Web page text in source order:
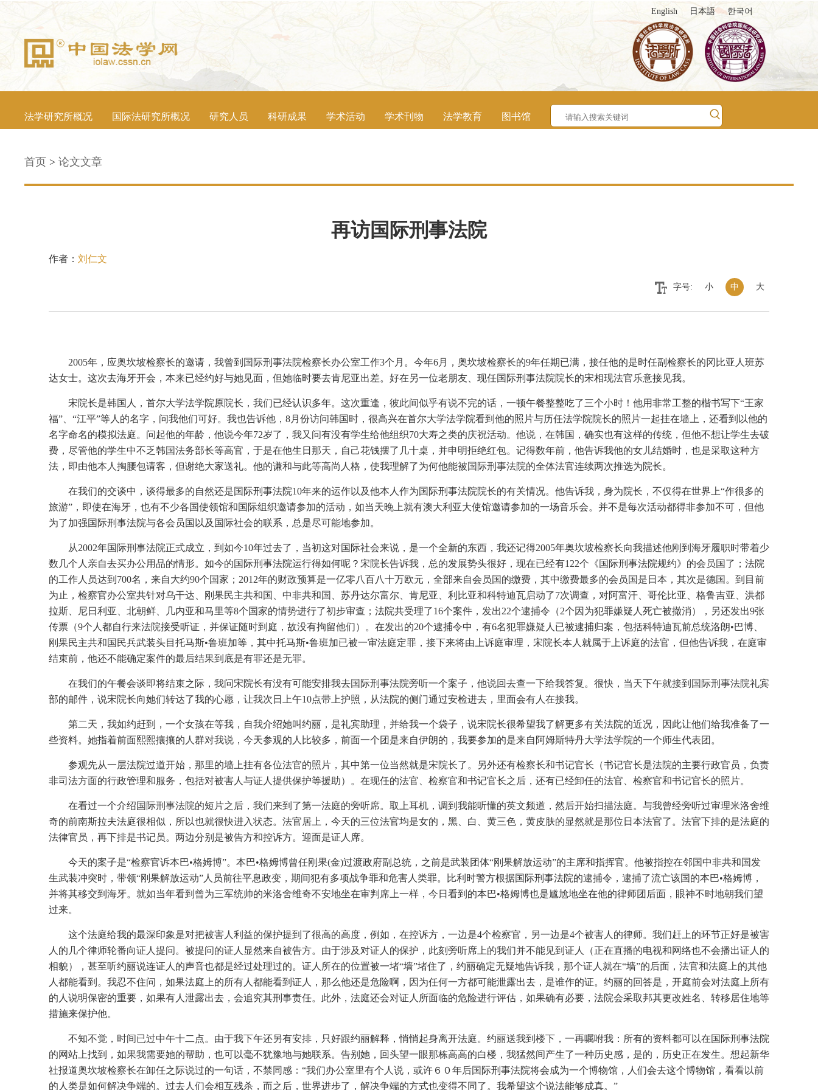
English 日本語 한국어
法学研究所概况 国际法研究所概况 研究人员 科研成果 学术活动 学术刊物 法学教育 图书馆
首页 > 论文文章
再访国际刑事法院
作者： 刘仁文
字号: 小 中 大
2005年，应奥坎坡检察长的邀请，我曾到国际刑事法院检察长办公室工作3个月。今年6月，奥坎坡检察长的9年任期已满，接任他的是时任副检察长的冈比亚人班苏
达女士。这次去海牙开会，本来已经约好与她见面，但她临时要去肯尼亚出差。好在另一位老朋友、现任国际刑事法院院长的宋相现法官乐意接见我。
宋院长是韩国人，首尔大学法学院原院长，我们已经认识多年。这次重逢，彼此间似乎有说不完的话，一顿午餐整整吃了三个小时！他用非常工整的楷书写下“王家
福”、“江平”等人的名字，问我他们可好。我也告诉他，8月份访问韩国时，很高兴在首尔大学法学院看到他的照片与历任法学院院长的照片一起挂在墙上，还看到以他的
名字命名的模拟法庭。问起他的年龄，他说今年72岁了，我又问有没有学生给他组织70大寿之类的庆祝活动。他说，在韩国，确实也有这样的传统，但他不想让学生去破
费，尽管他的学生中不乏韩国法务部长等高官，于是在他生日那天，自己花钱摆了几十桌，并申明拒绝红包。记得数年前，他告诉我他的女儿结婚时，也是采取这种方
法，即由他本人掏腰包请客，但谢绝大家送礼。他的谦和与此等高尚人格，使我理解了为何他能被国际刑事法院的全体法官连续两次推选为院长。
在我们的交谈中，谈得最多的自然还是国际刑事法院10年来的运作以及他本人作为国际刑事法院院长的有关情况。他告诉我，身为院长，不仅得在世界上“作很多的
旅游”，即使在海牙，也有不少各国使领馆和国际组织邀请参加的活动，如当天晚上就有澳大利亚大使馆邀请参加的一场音乐会。并不是每次活动都得非参加不可，但他
为了加强国际刑事法院与各会员国以及国际社会的联系，总是尽可能地参加。
从2002年国际刑事法院正式成立，到如今10年过去了，当初这对国际社会来说，是一个全新的东西，我还记得2005年奥坎坡检察长向我描述他刚到海牙履职时带着少
数几个人亲自去买办公用品的情形。如今的国际刑事法院运行得如何呢？宋院长告诉我，总的发展势头很好，现在已经有122个《国际刑事法院规约》的会员国了；法院
的工作人员达到700名，来自大约90个国家；2012年的财政预算是一亿零八百八十万欧元，全部来自会员国的缴费，其中缴费最多的会员国是日本，其次是德国。到目前
为止，检察官办公室共针对乌干达、刚果民主共和国、中非共和国、苏丹达尔富尔、肯尼亚、利比亚和科特迪瓦启动了7次调查，对阿富汗、哥伦比亚、格鲁吉亚、洪都
拉斯、尼日利亚、北朝鲜、几内亚和马里等8个国家的情势进行了初步审查；法院共受理了16个案件，发出22个逮捕令（2个因为犯罪嫌疑人死亡被撤消），另还发出9张
传票（9个人都自行来法院接受听证，并保证随时到庭，故没有拘留他们）。在发出的20个逮捕令中，有6名犯罪嫌疑人已被逮捕归案，包括科特迪瓦前总统洛朗•巴博、
刚果民主共和国民兵武装头目托马斯•鲁班加等，其中托马斯•鲁班加已被一审法庭定罪，接下来将由上诉庭审理，宋院长本人就属于上诉庭的法官，但他告诉我，在庭审
结束前，他还不能确定案件的最后结果到底是有罪还是无罪。
在我们的午餐会谈即将结束之际，我问宋院长有没有可能安排我去国际刑事法院旁听一个案子，他说回去查一下给我答复。很快，当天下午就接到国际刑事法院礼宾
部的邮件，说宋院长向她们转达了我的心愿，让我次日上午10点带上护照，从法院的侧门通过安检进去，里面会有人在接我。
第二天，我如约赶到，一个女孩在等我，自我介绍她叫约丽，是礼宾助理，并给我一个袋子，说宋院长很希望我了解更多有关法院的近况，因此让他们给我准备了一
些资料。她指着前面熙熙攘攘的人群对我说，今天参观的人比较多，前面一个团是来自伊朗的，我要参加的是来自阿姆斯特丹大学法学院的一个师生代表团。
参观先从一层法院过道开始，那里的墙上挂有各位法官的照片，其中第一位当然就是宋院长了。另外还有检察长和书记官长（书记官长是法院的主要行政官员，负责
非司法方面的行政管理和服务，包括对被害人与证人提供保护等援助）。在现任的法官、检察官和书记官长之后，还有已经卸任的法官、检察官和书记官长的照片。
在看过一个介绍国际刑事法院的短片之后，我们来到了第一法庭的旁听席。取上耳机，调到我能听懂的英文频道，然后开始扫描法庭。与我曾经旁听过审理米洛舍维
奇的前南斯拉夫法庭很相似，所以也就很快进入状态。法官居上，今天的三位法官均是女的，黑、白、黄三色，黄皮肤的显然就是那位日本法官了。法官下排的是法庭的
法律官员，再下排是书记员。两边分别是被告方和控诉方。迎面是证人席。
今天的案子是“检察官诉本巴•格姆博”。本巴•格姆博曾任刚果(金)过渡政府副总统，之前是武装团体“刚果解放运动”的主席和指挥官。他被指控在邻国中非共和国发
生武装冲突时，带领“刚果解放运动”人员前往平息政变，期间犯有多项战争罪和危害人类罪。比利时警方根据国际刑事法院的逮捕令，逮捕了流亡该国的本巴•格姆博，
并将其移交到海牙。就如当年看到曾为三军统帅的米洛舍维奇不安地坐在审判席上一样，今日看到的本巴•格姆博也是尴尬地坐在他的律师团后面，眼神不时地朝我们望
过来。
这个法庭给我的最深印象是对把被害人利益的保护提到了很高的高度，例如，在控诉方，一边是4个检察官，另一边是4个被害人的律师。我们赶上的环节正好是被害
人的几个律师轮番向证人提问。被提问的证人显然来自被告方。由于涉及对证人的保护，此刻旁听席上的我们并不能见到证人（正在直播的电视和网络也不会播出证人的
相貌），甚至听约丽说连证人的声音也都是经过处理过的。证人所在的位置被一堵“墙”堵住了，约丽确定无疑地告诉我，那个证人就在“墙”的后面，法官和法庭上的其他
人都能看到。我忍不住问，如果法庭上的所有人都能看到证人，那么他还是危险啊，因为任何一方都可能泄露出去，是谁作的证。约丽的回答是，开庭前会对法庭上所有
的人说明保密的重要，如果有人泄露出去，会追究其刑事责任。此外，法庭还会对证人所面临的危险进行评估，如果确有必要，法院会采取邦其更改姓名、转移居住地等
措施来保护他。
不知不觉，时间已过中午十二点。由于我下午还另有安排，只好跟约丽解释，悄悄起身离开法庭。约丽送我到楼下，一再嘱咐我：所有的资料都可以在国际刑事法院
的网站上找到，如果我需要她的帮助，也可以毫不犹豫地与她联系。告别她，回头望一眼那栋高高的白楼，我猛然间产生了一种历史感，是的，历史正在发生。想起新华
社报道奥坎坡检察长在卸任之际说过的一句话，不禁同感：“我们办公室里有个人说，或许６０年后国际刑事法院将会成为一个博物馆，人们会去这个博物馆，看看以前
的人类是如何解决争端的。过去人们会相互残杀，而之后，世界进步了，解决争端的方式也变得不同了。我希望这个说法能够成真。”